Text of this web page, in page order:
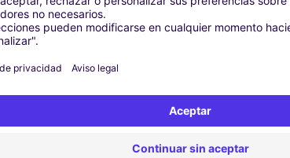
7 día(s)
Reservar ahora